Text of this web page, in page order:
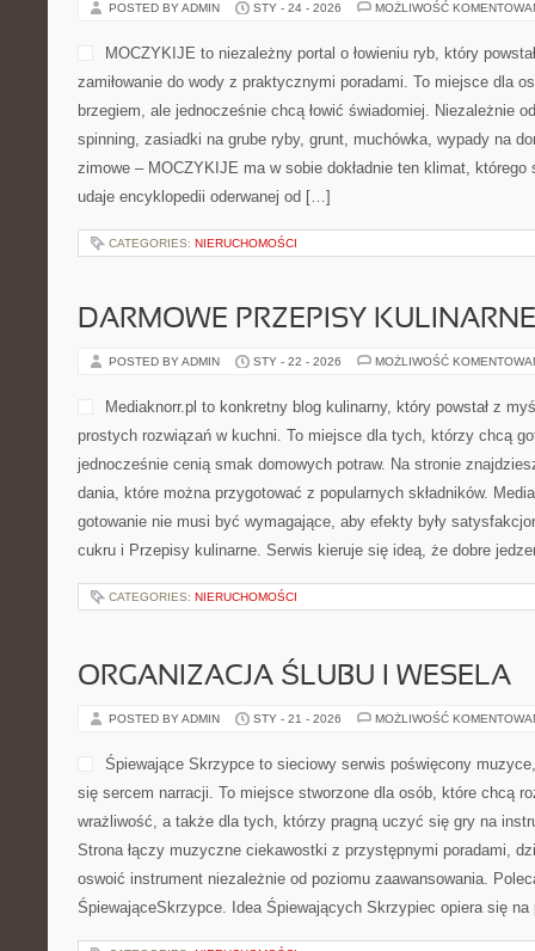
POSTED BY ADMIN STY - 24 - 2026 MOŻLIWOŚĆ
MOCZYKIJE to niezależny portal o łowieniu ryb, który
zamiłowanie do wody z praktycznymi poradami. To miejsce dla
brzegiem, ale jednocześnie chcą łowić świadomiej. Niezależnie
spinning, zasiadki na grube ryby, grunt, muchówka, wypady na
zimowe – MOCZYKIJE ma w sobie dokładnie ten klimat, którego
udaje encyklopedii oderwanej od […]
CATEGORIES: NIERUCHOMOŚCI
DARMOWE PRZEPISY KULINARNE
POSTED BY ADMIN STY - 22 - 2026 MOŻLIWOŚĆ
Mediaknorr.pl to konkretny blog kulinarny, który powstał z
prostych rozwiązań w kuchni. To miejsce dla tych, którzy chcą
jednocześnie cenią smak domowych potraw. Na stronie
dania, które można przygotować z popularnych składników.
gotowanie nie musi być wymagające, aby efekty były
cukru i Przepisy kulinarne. Serwis kieruje się ideą, że dobre
CATEGORIES: NIERUCHOMOŚCI
ORGANIZACJA ŚLUBU I WESELA
POSTED BY ADMIN STY - 21 - 2026 MOŻLIWOŚĆ
Śpiewające Skrzypce to sieciowy serwis poświęcony
się sercem narracji. To miejsce stworzone dla osób, które chcą
wrażliwość, a także dla tych, którzy pragną uczyć się gry na
Strona łączy muzyczne ciekawostki z przystępnymi poradami,
oswoić instrument niezależnie od poziomu zaawansowania.
ŚpiewająceSkrzypce. Idea Śpiewających Skrzypiec opiera się